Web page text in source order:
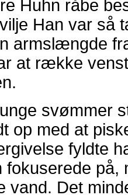
Huhn råbe
Han var
armslængde
at række
svømmer
op med at
fyldte
fokuserede på,
vand. Det